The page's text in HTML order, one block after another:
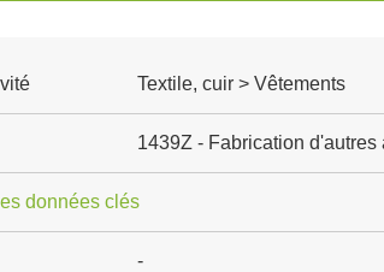
Textile, cuir > Vêtements
1439Z - Fabrication
données clés
-